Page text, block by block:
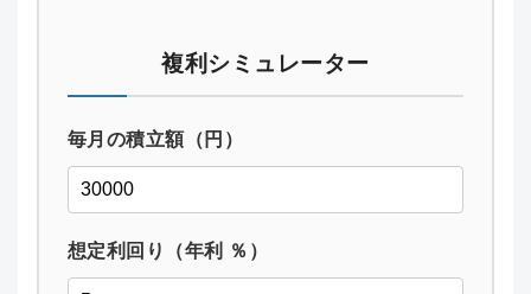
複利シミュレーター
毎月の積立額（円）
想定利回り（年利 ％）